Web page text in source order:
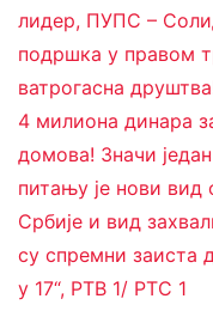
лидер, ПУПС –
подршка у правом
ватрогасна
4 милиона динара
домова! Значи
питању је нови вид
Србије и вид
су спремни заиста
у 17“, РТВ 1/ РТС 1